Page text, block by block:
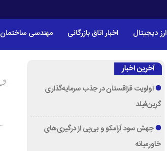
ارز دیجیتال اخبار اتاق بازرگانی مهندسی ساختمان
آخرین اخبار
اولویت قزاقستان در جذب سرمایه‌گذاری
گرین‌فیلد
جهش سود آرامکو و بی‌پی از درگیری‌های
خاورمیانه